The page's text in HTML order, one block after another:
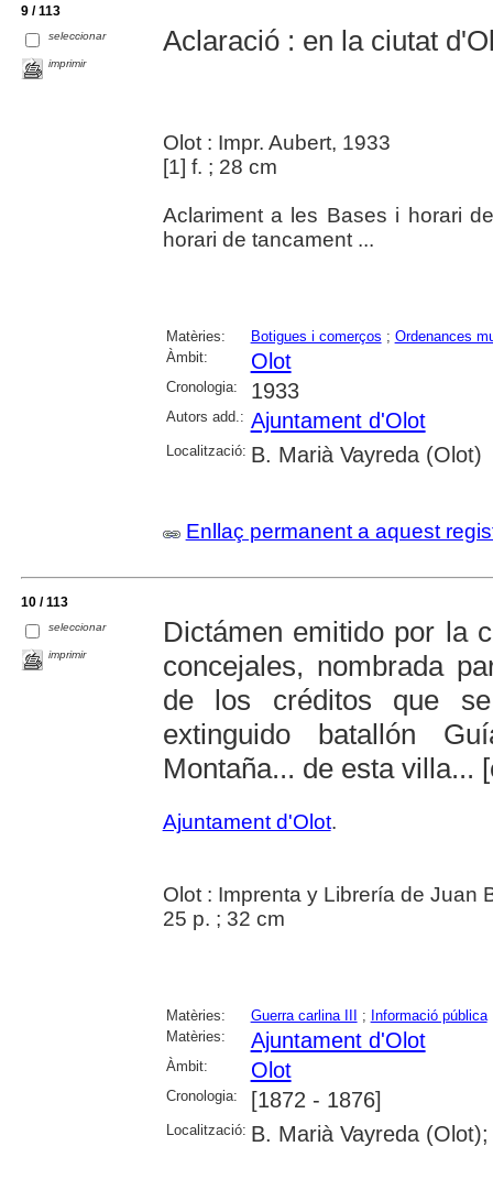
9 / 113
seleccionar
imprimir
Aclaració : en la ciutat
Olot : Impr. Aubert, 1933
[1] f. ; 28 cm
Aclariment a les Bases i horari
horari de tancament ...
Matèries: Botigues i comerços ; Ordenances
Àmbit:
Olot
Cronologia: 1933
Autors add.: Ajuntament d'Olot
Localització: B. Marià Vayreda (Olot)
Enllaç permanent a aquest
10 / 113
seleccionar
imprimir
Dictámen emitido por la
concejales, nombrada
de los créditos que
extinguido batallón
Montaña... de esta villa...
Ajuntament d'Olot.
Olot : Imprenta y Librería de Juan
25 p. ; 32 cm
Matèries: Guerra carlina III ; Informació pública
Matèries:
Ajuntament d'Olot
Àmbit: Olot
Cronologia: [1872 - 1876]
Localització: B. Marià Vayreda